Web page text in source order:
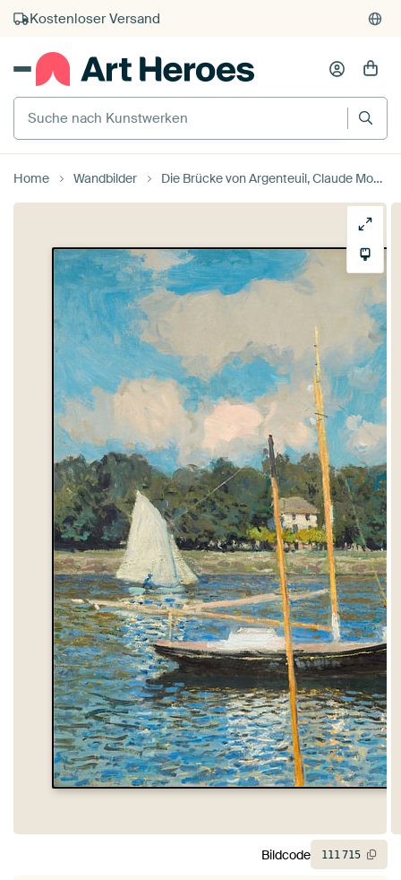
Individueller Druck auf Bestellung
Suche nach Kunstwerken
Home Wandbilder Die Brücke von Argenteuil, Claude Monet
Bildcode 111715